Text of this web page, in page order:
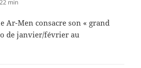
min
Ar-Men consacre son « grand
de janvier/février au